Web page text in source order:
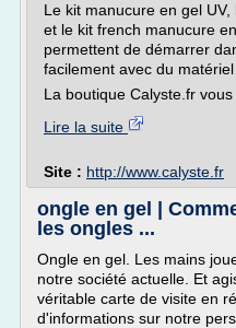
Le kit manucure en gel
et le kit french manucure
permettent de démarrer
facilement avec du
La boutique Calyste.fr vous
Lire la suite
Site : http://www.calyste.fr
ongle en gel |
les ongles ...
Ongle en gel. Les mains
notre société actuelle. Et
véritable carte de visite en
d'informations sur notre